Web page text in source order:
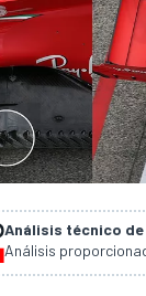
Análisis técnico
Análisis